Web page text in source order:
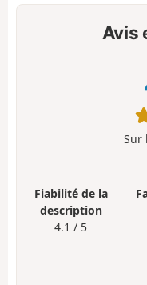
Avis
Sur
Fiabilité de la
description
4.1 / 5